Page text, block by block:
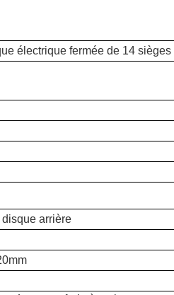
électrique fermée de 14 sièges
arrière